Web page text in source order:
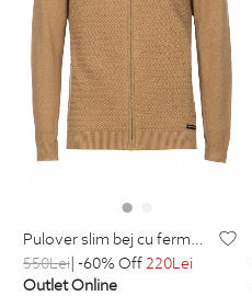
pulover slim bej cu fermoar din bumbac si amestec
550Lei| -60% Off220Lei
Outlet Online